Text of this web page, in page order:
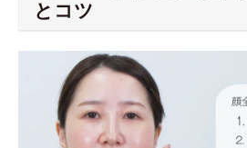
とコツ